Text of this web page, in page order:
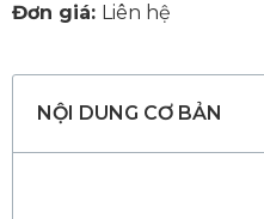
Đơn giá: Liên hệ
NỘI DUNG CƠ BẢN